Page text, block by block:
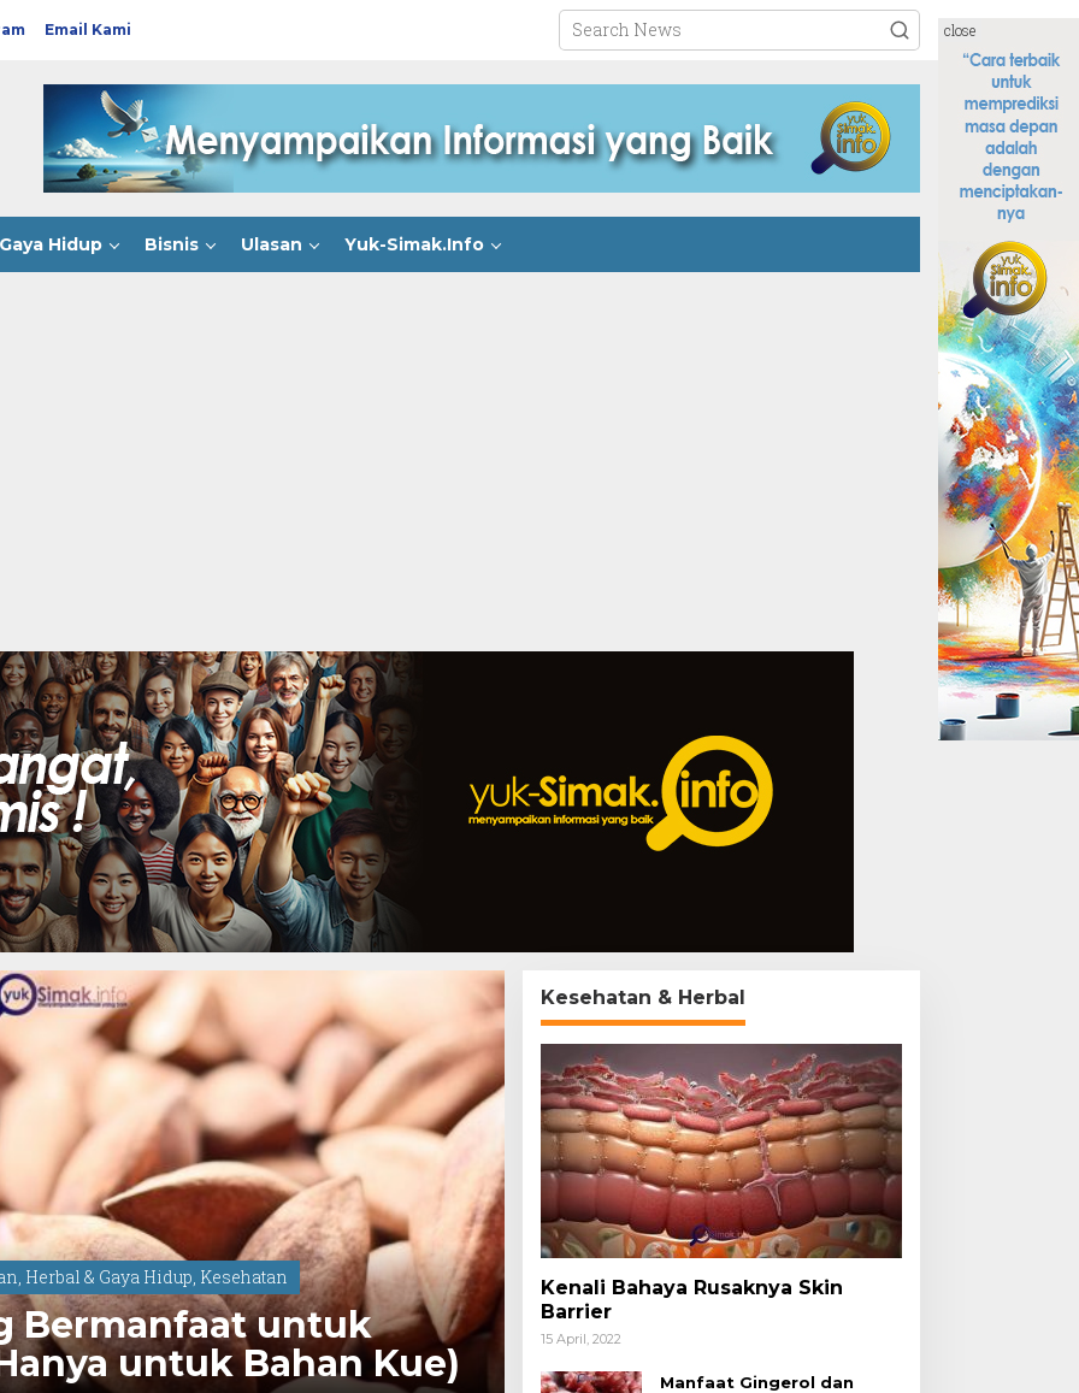
Email Kami
Hidup Bisnis Ulasan Yuk-Simak.Info
close
, Herbal & Gaya Hidup, Kesehatan
Bermanfaat untuk
untuk Bahan Kue)
Kesehatan & Herbal
Kenali Bahaya Rusaknya Skin
Barrier
15 April, 2022
Manfaat Gingerol dan